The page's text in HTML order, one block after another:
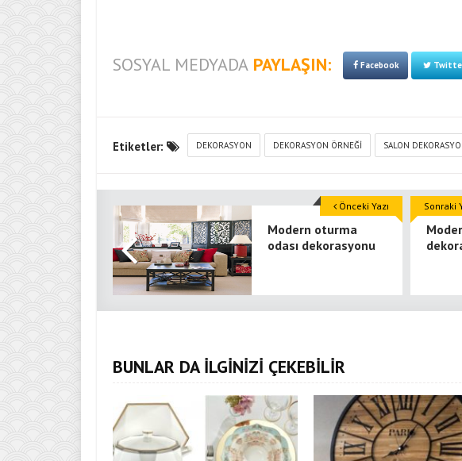
SOSYAL MEDYADA PAYLAŞIN: Facebook
Etiketler: DEKORASYON DEKORASYON ÖRNEĞI SALON
Modern oturma
odası dekorasyonu
Önceki Yazı Sonraki
BUNLAR DA İLGİNİZİ ÇEKEBİLİR